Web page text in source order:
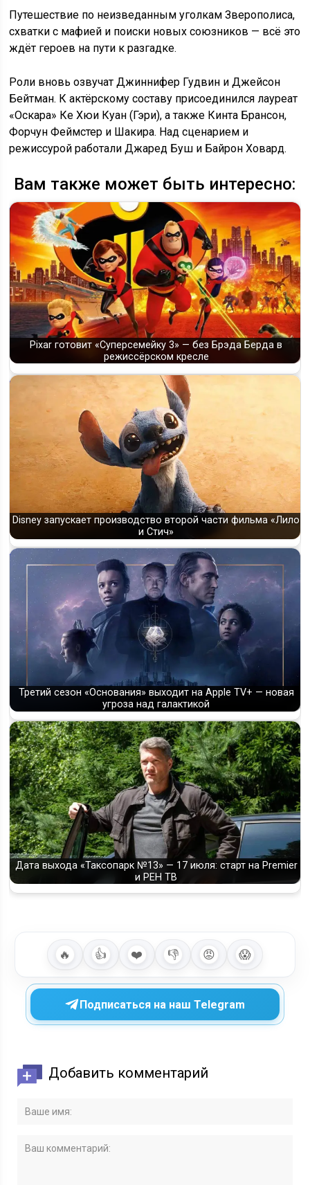
Путешествие по неизведанным уголкам Зверополиса,
схватки с мафией и поиски новых союзников — всё это
ждёт героев на пути к разгадке.
Роли вновь озвучат Джиннифер Гудвин и Джейсон
Бейтман. К актёрскому составу присоединился лауреат
«Оскара» Ке Хюи Куан (Гэри), а также Кинта Брансон,
Форчун Феймстер и Шакира. Над сценарием и
режиссурой работали Джаред Буш и Байрон Ховард.
Вам также может быть интересно:
Pixar готовит «Суперсемейку 3» — без Брэда Берда в
режиссёрском кресле
Disney запускает производство второй части фильма «Лило
и Стич»
Третий сезон «Основания» выходит на Apple TV+ — новая
угроза над галактикой
Дата выхода «Таксопарк №13» — 17 июля: старт на Premier
и РЕН ТВ
🔥 👍 ❤️ 👎 😡 😱
Подписаться на наш Telegram
Добавить комментарий